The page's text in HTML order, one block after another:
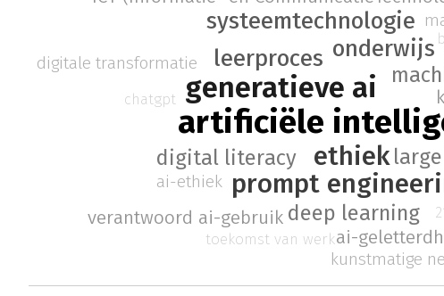
artificiële
generatieve ai
ethiek
prompt
leerproces onderwijs
systeemtechnologie
digital literacy
deep learning
ai-
verantwoord ai-gebruik
ai-ethiek
kunstmatige
digitale transformatie
chatgpt
toekomst van werk